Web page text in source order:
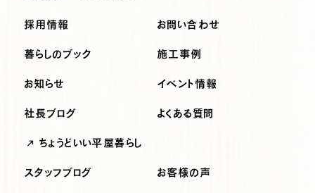
採用情報 お問い合わせ
暮らしのブック 施工事例
お知らせ
社長ブログ
イベント情報
よくある質問
ちょうどいい平屋暮らし
スタッフブログ お客様の声